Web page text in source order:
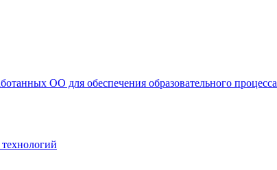
ОО для обеспечения образовательного процесса